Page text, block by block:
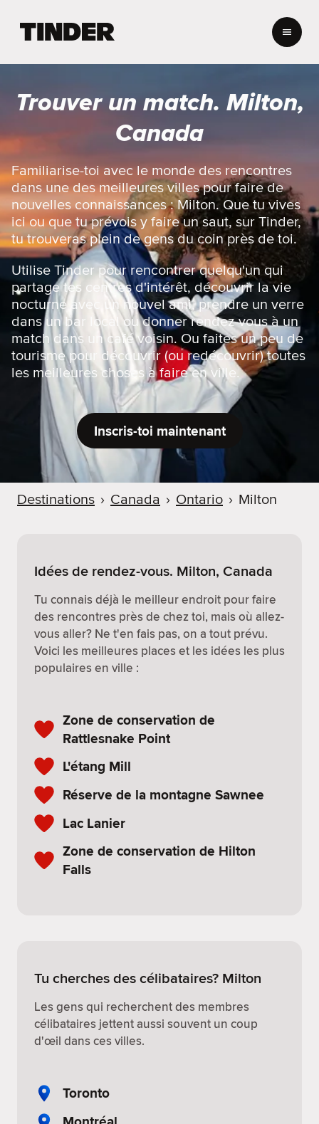
i
T
n
d
e
r
Trouver un match. Milton,
Canada
Familiarise-toi avec le monde des rencontres
dans une des meilleures villes pour faire de
nouvelles connaissances : Milton. Que tu vives
ici ou que tu prévois y faire un saut, sur Tinder,
tu trouveras plein de gens du coin près de toi.
Utilise Tinder pour rencontrer quelqu'un qui
partage tes centres d'intérêt, découvrir la vie
nocturne avec un nouvel ami, prendre un verre
dans un bar local ou donner rendez-vous à un
match dans un café voisin. Ou faites un peu de
tourisme pour découvrir (ou redécouvrir) toutes
les meilleures choses à faire en ville.
Inscris-toi maintenant
Destinations › Canada › Ontario › Milton
Idées de rendez-vous. Milton, Canada
Tu connais déjà le meilleur endroit pour faire
des rencontres près de chez toi, mais où allez-
vous aller? Ne t'en fais pas, on a tout prévu.
Voici les meilleures places et les idées les plus
populaires en ville :
Zone de conservation de
Rattlesnake Point
L'étang Mill
Réserve de la montagne Sawnee
Lac Lanier
Zone de conservation de Hilton
Falls
Tu cherches des célibataires? Milton
Les gens qui recherchent des membres
célibataires jettent aussi souvent un coup
d'œil dans ces villes.
Toronto